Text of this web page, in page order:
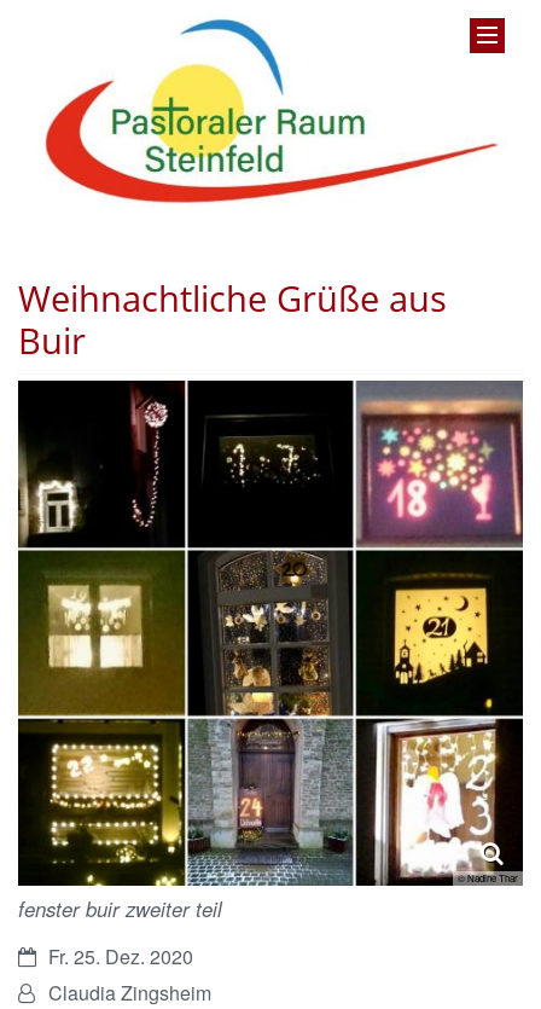
Weihnachtliche Grüße aus
Buir
© Nadine Thar
fenster buir zweiter teil
Datum:Fr. 25. Dez. 2020
Von:Claudia Zingsheim